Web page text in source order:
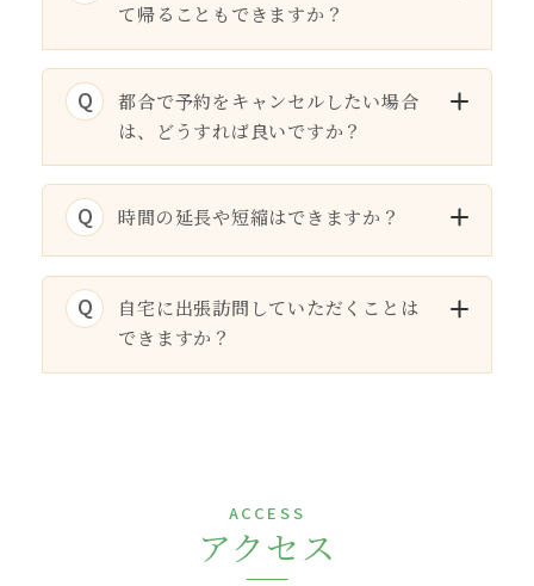
て帰ることもできますか？
Q
都合で予約をキャンセルしたい場合
は、どうすれば良いですか？
Q 時間の延長や短縮はできますか？
Q
自宅に出張訪問していただくことは
できますか？
ACCESS
アクセス